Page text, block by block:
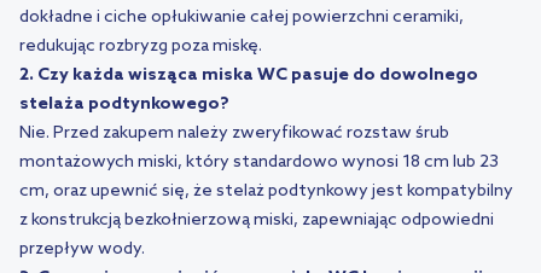
dokładne i ciche opłukiwanie całej powierzchni ceramiki,
redukując rozbryzg poza miskę.
2. Czy każda wisząca miska WC pasuje do dowolnego
stelaża podtynkowego?
Nie. Przed zakupem należy zweryfikować rozstaw śrub
montażowych miski, który standardowo wynosi 18 cm lub 23
cm, oraz upewnić się, że stelaż podtynkowy jest kompatybilny
z konstrukcją bezkołnierzową miski, zapewniając odpowiedni
przepływ wody.